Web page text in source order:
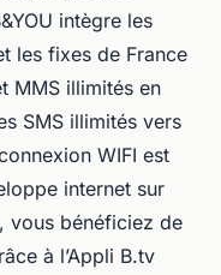
intègre les
les fixes de France
MMS illimités en
SMS illimités vers
WIFI est
internet sur
vous bénéficiez de
à l’Appli B.tv